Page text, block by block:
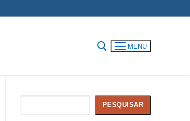
MENU
PESQUISAR